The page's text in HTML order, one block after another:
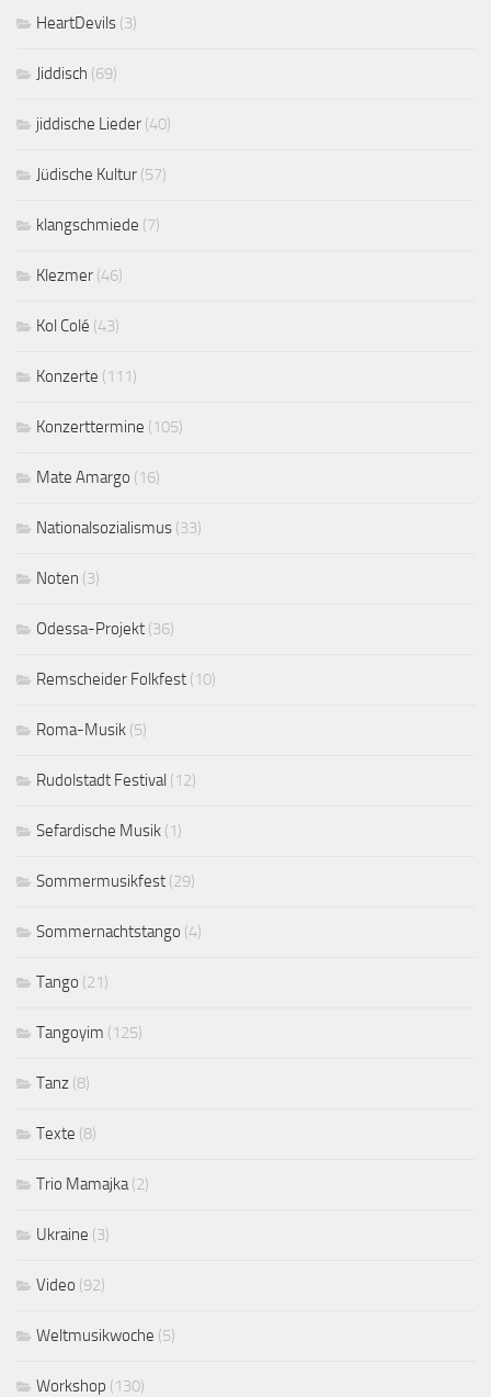
HeartDevils (3)
Jiddisch (69)
jiddische Lieder (40)
Jüdische Kultur (57)
klangschmiede (7)
Klezmer (46)
Kol Colé (43)
Konzerte (111)
Konzerttermine (105)
Mate Amargo (16)
Nationalsozialismus (33)
Noten (3)
Odessa-Projekt (36)
Remscheider Folkfest (10)
Roma-Musik (5)
Rudolstadt Festival (12)
Sefardische Musik (1)
Sommermusikfest (29)
Sommernachtstango (4)
Tango (21)
Tangoyim (125)
Tanz (8)
Texte (8)
Trio Mamajka (2)
Ukraine (3)
Video (92)
Weltmusikwoche (5)
Workshop (130)